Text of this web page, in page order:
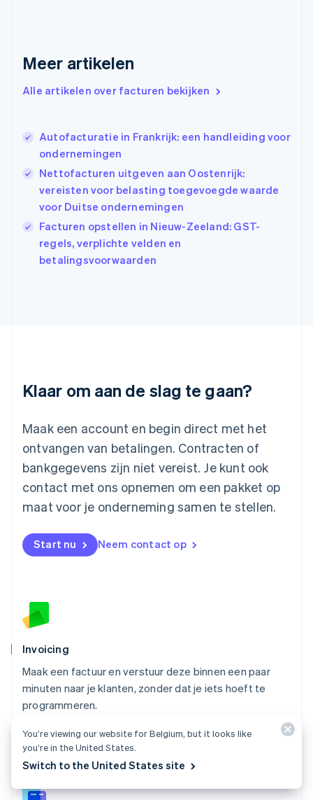
Meer artikelen
Alle artikelen over facturen bekijken
Autofacturatie in Frankrijk: een handleiding voor
ondernemingen
Nettofacturen uitgeven aan Oostenrijk:
vereisten voor belasting toegevoegde waarde
voor Duitse ondernemingen
Facturen opstellen in Nieuw-Zeeland: GST-
regels, verplichte velden en
betalingsvoorwaarden
Klaar om aan de slag te gaan?
Maak een account en begin direct met het
ontvangen van betalingen. Contracten of
bankgegevens zijn niet vereist. Je kunt ook
contact met ons opnemen om een pakket op
maat voor je onderneming samen te stellen.
Start nu Neem contact op
Invoicing
Maak een factuur en verstuur deze binnen een paar
minuten naar je klanten, zonder dat je iets hoeft te
programmeren.
Alles over Invoicing
Griekenland
Hongarije
English简体中文
Ierland
India
English
Italië
Italiano
日本語English
Kroatië
FrançaisDeutschEnglish
English
Malta
English
Mexico
Nederland
NederlandsEnglish
English
Noorwegen
Polen
English
Português
English
Singapore
English简体中文
EnglishItaliano
Slowakije
English
EspañolEnglish
You’re viewing our website for Belgium, but it looks like
you’re in the United States.
Switch to the United States site